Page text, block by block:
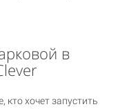
в
кто хочет запустить